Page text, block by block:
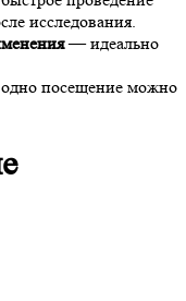
исследования.
— идеально
посещение можно